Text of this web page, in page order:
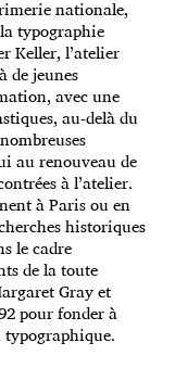
nationale,
typographie
Keller, l’atelier
de jeunes
avec une
au-delà du
au renouveau de
à l’atelier.
à Paris ou en
historiques
le cadre
de la toute
Gray et
pour fonder à
typographique.